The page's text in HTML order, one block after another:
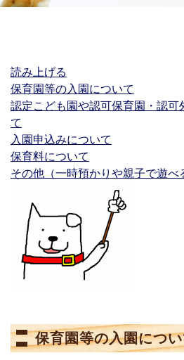
読み上げる
保育園等の入園について
認定こども園や認可保育園・認可
て
入園申込みについて
保育料について
その他（一時預かりや親子で遊べ
保育園等の入園につ